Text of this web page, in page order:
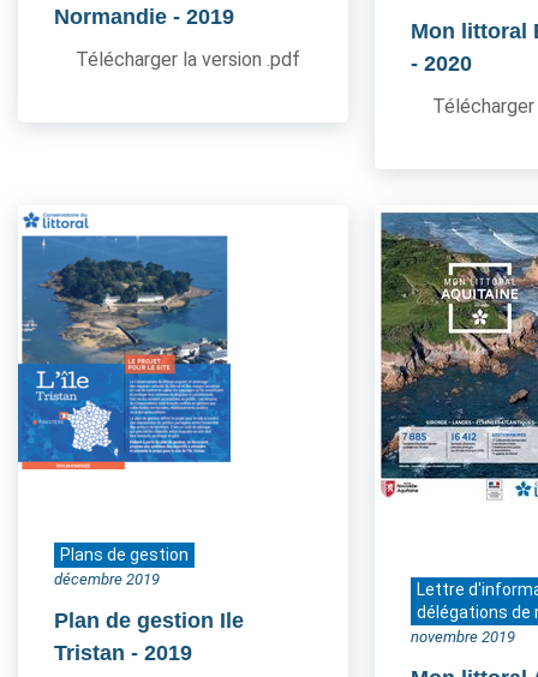
Normandie - 2019
Télécharger la version .pdf
Mon littoral
- 2020
Plans de gestion
décembre 2019
Plan de gestion Ile
Tristan - 2019
Lettre
délégations de
novembre 2019